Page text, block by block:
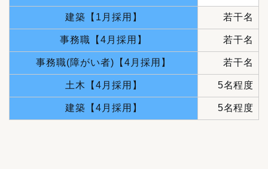
建築【1月採用】 若干名
事務職【4月採用】 若干名
事務職(障がい者)【4月採用】 若干名
土木【4月採用】 5名程度
建築【4月採用】 5名程度